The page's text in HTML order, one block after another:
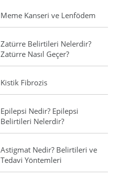
Meme Kanseri ve Lenfödem
Zatürre Belirtileri Nelerdir?
Zatürre Nasıl Geçer?
Kistik Fibrozis
Epilepsi Nedir? Epilepsi
Belirtileri Nelerdir?
Astigmat Nedir? Belirtileri ve
Tedavi Yöntemleri